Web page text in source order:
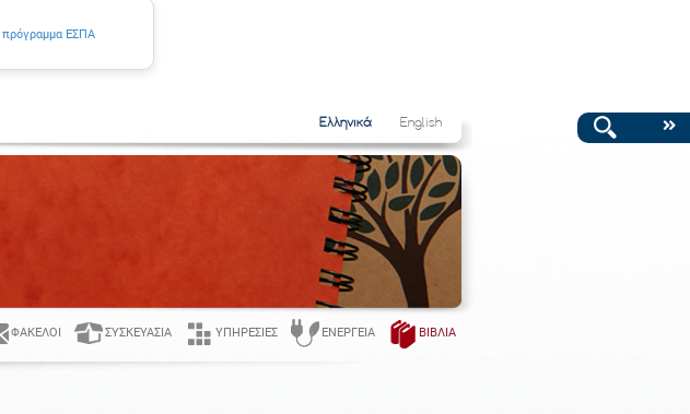
Ελληνικά English
ΦΆΚΕΛΟΙ ΣΥΣΚΕΥΑΣΊΑ ΥΠΗΡΕΣΊΕΣ ΕΝΈΡΓΕΙΑ ΒΙΒΛΊΑ